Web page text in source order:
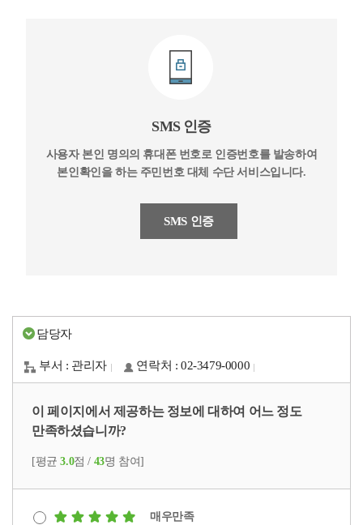
SMS 인증
사용자 본인 명의의 휴대폰 번호로 인증번호를 발송하여
본인확인을 하는 주민번호 대체 수단 서비스입니다.
SMS 인증
담당자
부서 : 관리자 연락처 : 02-3479-0000
이 페이지에서 제공하는 정보에 대하여 어느 정도
만족하셨습니까?
[평균3.0점 / 43명 참여]
매우만족